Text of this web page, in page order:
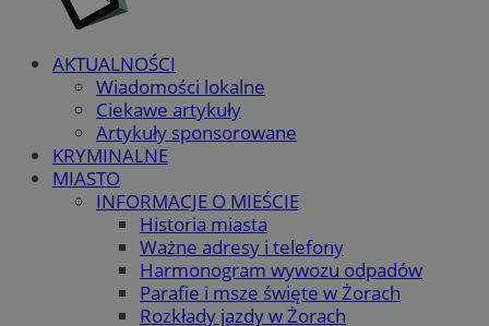
AKTUALNOŚCI
Wiadomości lokalne
Ciekawe artykuły
Artykuły sponsorowane
KRYMINALNE
MIASTO
INFORMACJE O MIEŚCIE
Historia miasta
Ważne adresy i telefony
Harmonogram wywozu odpadów
Parafie i msze święte w Żorach
Rozkłady jazdy w Żorach